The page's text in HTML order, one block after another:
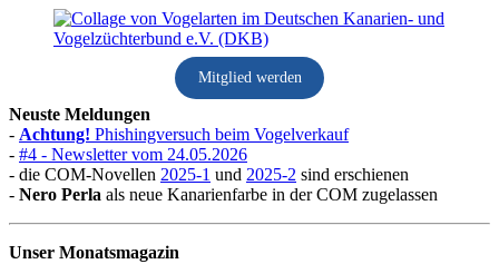
Mitglied werden
Neuste Meldungen
- Achtung! Phishingversuch beim Vogelverkauf
- #4 - Newsletter vom 24.05.2026
- die COM-Novellen 2025-1 und 2025-2 sind erschienen
- Nero Perla als neue Kanarienfarbe in der COM zugelassen
Unser Monatsmagazin